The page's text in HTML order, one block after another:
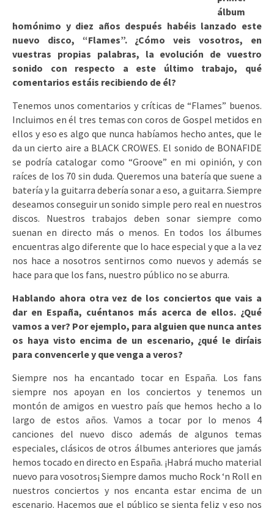
álbum
homónimo y diez años después habéis lanzado este
nuevo disco, “Flames”. ¿Cómo veis vosotros, en
vuestras propias palabras, la evolución de vuestro
sonido con respecto a este último trabajo, qué
comentarios estáis recibiendo de él?
Tenemos unos comentarios y críticas de “Flames” buenos.
Incluimos en él tres temas con coros de Gospel metidos en
ellos y eso es algo que nunca habíamos hecho antes, que le
da un cierto aire a BLACK CROWES. El sonido de BONAFIDE
se podría catalogar como “Groove” en mi opinión, y con
raíces de los 70 sin duda. Queremos una batería que suene a
batería y la guitarra debería sonar a eso, a guitarra. Siempre
deseamos conseguir un sonido simple pero real en nuestros
discos. Nuestros trabajos deben sonar siempre como
suenan en directo más o menos. En todos los álbumes
encuentras algo diferente que lo hace especial y que a la vez
nos hace a nosotros sentirnos como nuevos y además se
hace para que los fans, nuestro público no se aburra.
Hablando ahora otra vez de los conciertos que vais a
dar en España, cuéntanos más acerca de ellos. ¿Qué
vamos a ver? Por ejemplo, para alguien que nunca antes
os haya visto encima de un escenario, ¿qué le diríais
para convencerle y que venga a veros?
Siempre nos ha encantado tocar en España. Los fans
siempre nos apoyan en los conciertos y tenemos un
montón de amigos en vuestro país que hemos hecho a lo
largo de estos años. Vamos a tocar por lo menos 4
canciones del nuevo disco además de algunos temas
especiales, clásicos de otros álbumes anteriores que jamás
hemos tocado en directo en España. ¡Habrá mucho material
nuevo para vosotros¡ Siempre damos mucho Rock ‘n Roll en
nuestros conciertos y nos encanta estar encima de un
escenario. Hacemos que el público se sienta feliz y eso nos